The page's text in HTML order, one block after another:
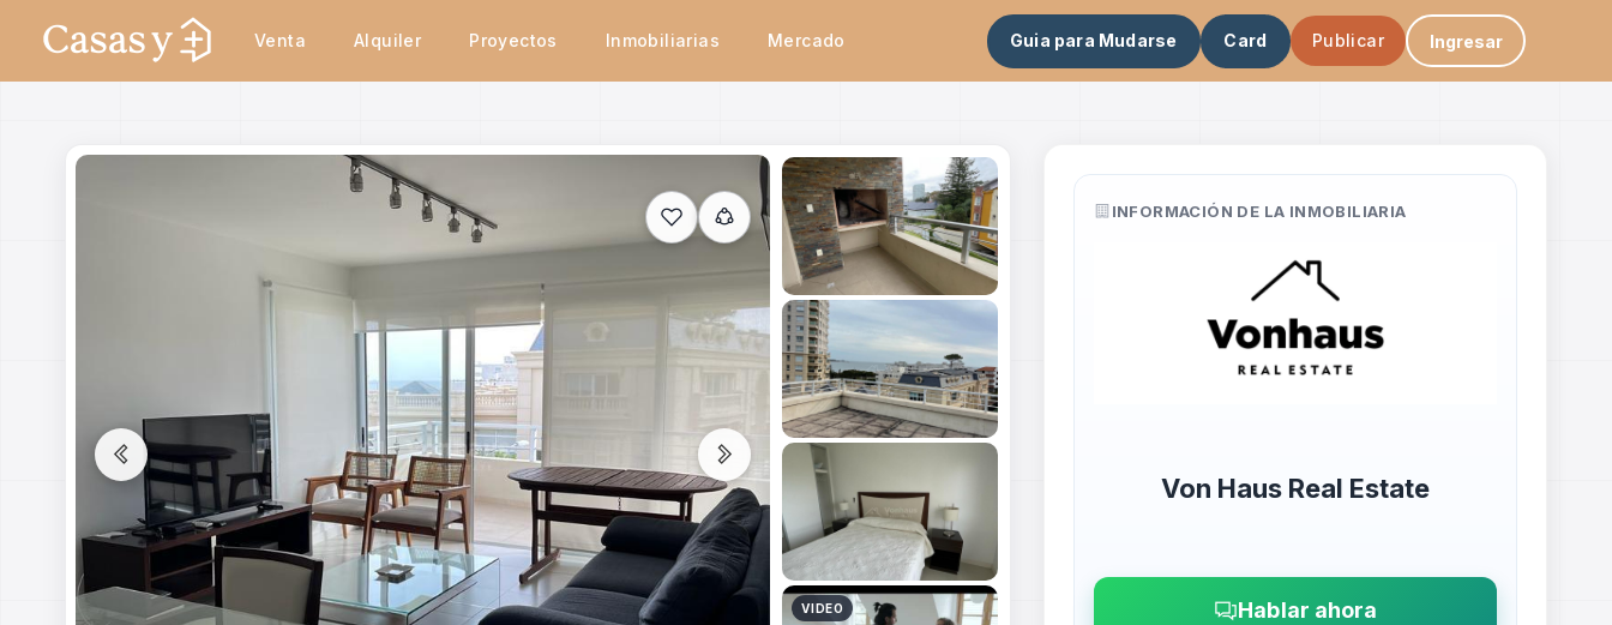
Venta Alquiler Proyectos Inmobiliarias Mercado Guia para Mudarse Card Publicar Ingresar
INFORMACIÓN DE LA INMOBILIARIA
Von Haus Real Estate
Hablar ahora